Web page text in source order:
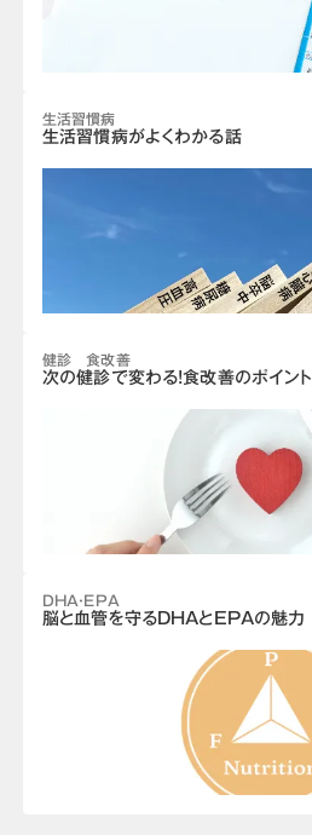
生活習慣病
生活習慣病がよくわかる話
健診 食改善
次の健診で変わる!食改善のポイント
DHA・EPA
脳と血管を守るDHAとEPAの魅力